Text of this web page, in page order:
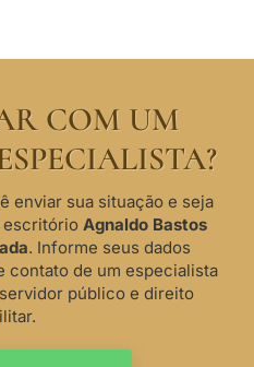
COM UM
enviar sua situação e seja
escritório Agnaldo Bastos
. Informe seus dados
contato de um especialista
público e direito